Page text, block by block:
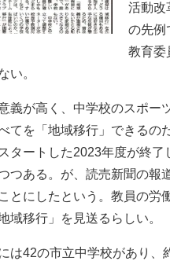
活動改
の先例
教育委
い。
義が高く、中学校のスポー
てを「地域移行」できるの
タートした2023年度が終
つある。が、読売新聞の報
とにしたという。教員の労
域移行」を見送るらしい。
は42の市立中学校があり、